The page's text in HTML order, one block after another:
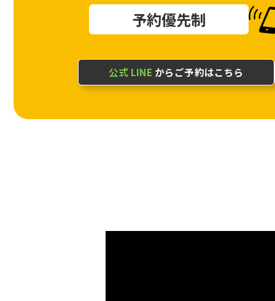
予約優先制
公式 LINE からご予約はこちら